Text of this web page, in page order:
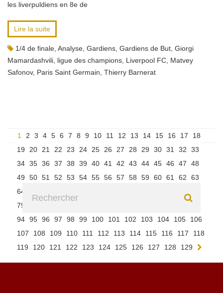
les liverpuldiens en 8e de
Lire la suite
1/4 de finale Analyse Gardiens Gardiens de But Giorgi
Mamardashvili ligue des champions Liverpool FC Matvey
Safonov, Paris Saint Germain Thierry Barnerat
1 2 3 4 5 6 7 8 9 10 11 12 13 14 15 16 17
18
19
20 21 22 23 24 25 26 27 28 29 30 31 32
33
34 35 36 37 38 39 40 41 42 43 44 45 46 47
48
49
50 51 52 53 54 55 56 57 58 59 60 61 62
63
64
79
94 95 96 97 98 99 100 101 102 103 104 105
106
107
108 109 110 111 112 113 114 115 116 117
118
119
120 121 122 123 124 125 126 127 128 129